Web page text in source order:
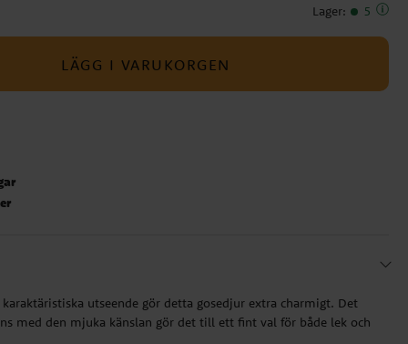
Lager: 5
LÄGG I VARUKORGEN
utseende gör detta gosedjur extra charmigt. Det
med den mjuka känslan gör det till ett fint val för både lek och